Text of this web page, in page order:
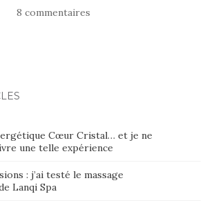
8 commentaires
Cœur Cristal… et je ne
une telle expérience
: j’ai testé le massage
Lanqi Spa